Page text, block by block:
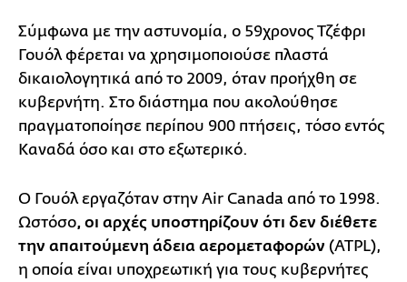
Σύμφωνα με την αστυνομία, ο 59χρονος Τζέφρι
Γουόλ φέρεται να χρησιμοποιούσε πλαστά
δικαιολογητικά από το 2009, όταν προήχθη σε
κυβερνήτη. Στο διάστημα που ακολούθησε
πραγματοποίησε περίπου 900 πτήσεις, τόσο εντός
Καναδά όσο και στο εξωτερικό.
Ο Γουόλ εργαζόταν στην Air Canada από το 1998.
Ωστόσο, οι αρχές υποστηρίζουν ότι δεν διέθετε
την απαιτούμενη άδεια αερομεταφορών (ATPL),
η οποία είναι υποχρεωτική για τους κυβερνήτες